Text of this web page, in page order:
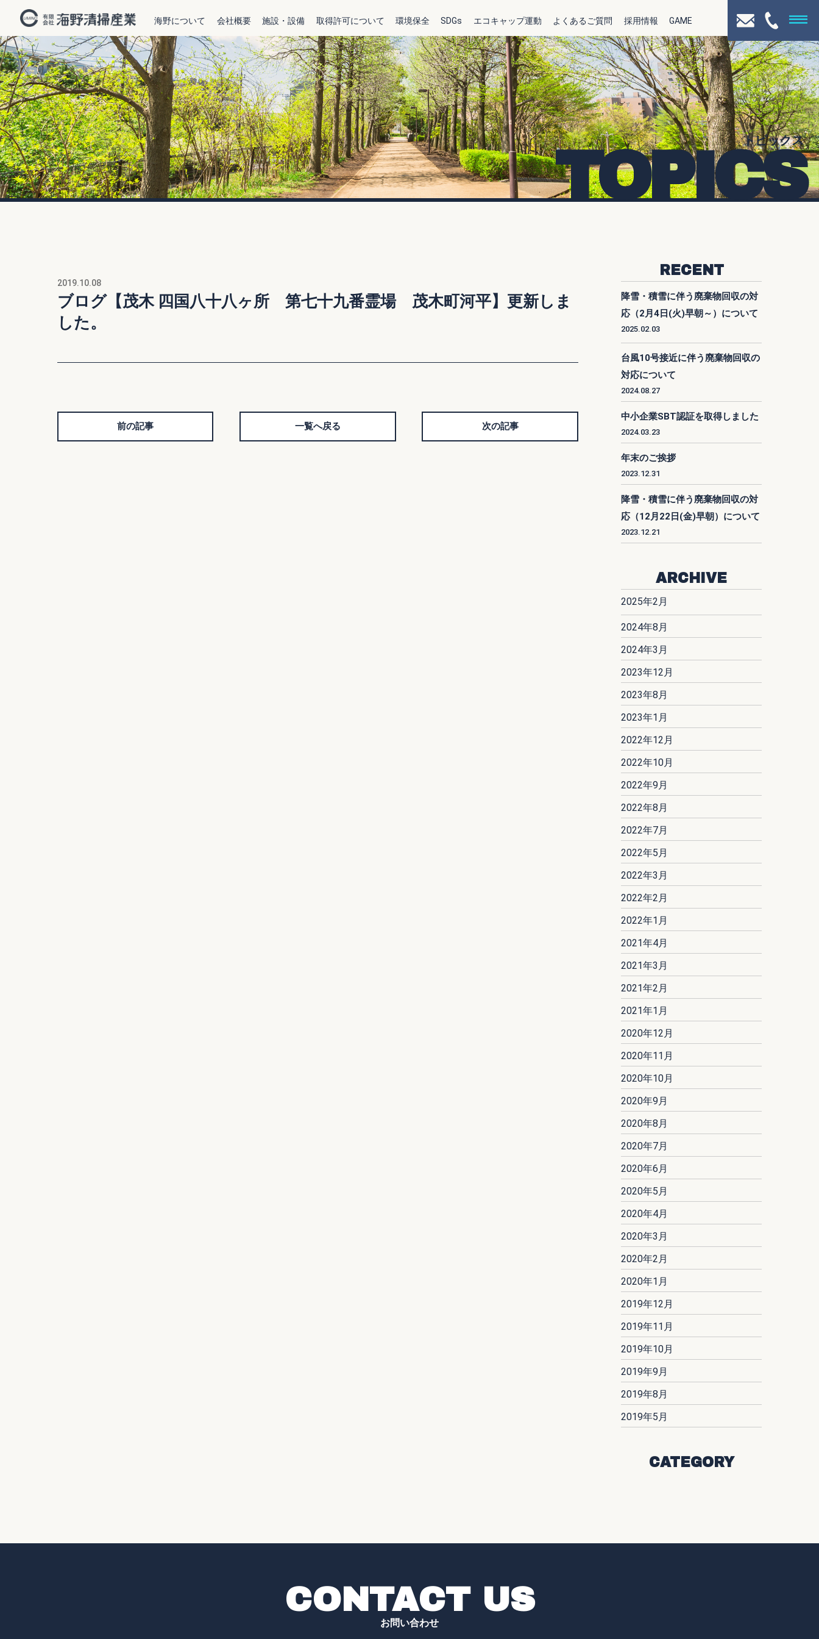
海野について 会社概要 施設・設備 取得許可について 環境保全 SDGs エコキャップ運動 よくあるご質問 採用情報 GAME
トピックス
TOPICS
2019.10.08
ブログ【茂木 四国八十八ヶ所 第七十九番霊場 茂木町河平】更新しま
した。
前の記事 一覧へ戻る 次の記事
RECENT
降雪・積雪に伴う廃棄物回収の対
応（2月4日(火)早朝～）について
2025.02.03
台風10号接近に伴う廃棄物回収の
対応について
2024.08.27
中小企業SBT認証を取得しました
2024.03.23
年末のご挨拶
2023.12.31
降雪・積雪に伴う廃棄物回収の対
応（12月22日(金)早朝）について
2023.12.21
ARCHIVE
2025年2月
2024年8月
2024年3月
2023年12月
2023年8月
2023年1月
2022年12月
2022年10月
2022年9月
2022年8月
2022年7月
2022年5月
2022年3月
2022年2月
2022年1月
2021年4月
2021年3月
2021年2月
2021年1月
2020年12月
2020年11月
2020年10月
2020年9月
2020年8月
2020年7月
2020年6月
2020年5月
2020年4月
2020年3月
2020年2月
2020年1月
2019年12月
2019年11月
2019年10月
2019年9月
2019年8月
2019年5月
CATEGORY
CONTACT US
お問い合わせ